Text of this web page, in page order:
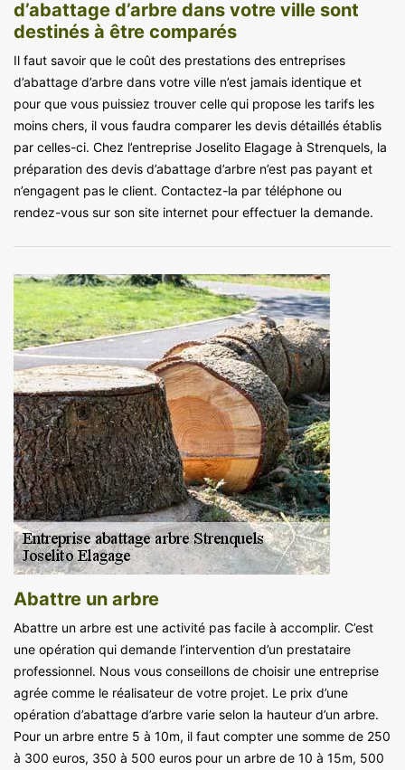
d’abattage d’arbre dans votre ville sont
destinés à être comparés
Il faut savoir que le coût des prestations des entreprises
d’abattage d’arbre dans votre ville n’est jamais identique et
pour que vous puissiez trouver celle qui propose les tarifs les
moins chers, il vous faudra comparer les devis détaillés établis
par celles-ci. Chez l’entreprise Joselito Elagage à Strenquels, la
préparation des devis d’abattage d’arbre n’est pas payant et
n’engagent pas le client. Contactez-la par téléphone ou
rendez-vous sur son site internet pour effectuer la demande.
Abattre un arbre
Abattre un arbre est une activité pas facile à accomplir. C’est
une opération qui demande l’intervention d’un prestataire
professionnel. Nous vous conseillons de choisir une entreprise
agrée comme le réalisateur de votre projet. Le prix d’une
opération d’abattage d’arbre varie selon la hauteur d’un arbre.
Pour un arbre entre 5 à 10m, il faut compter une somme de 250
à 300 euros, 350 à 500 euros pour un arbre de 10 à 15m, 500